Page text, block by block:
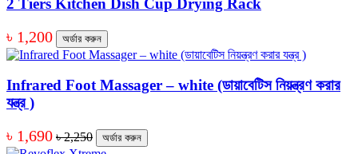
2 Tiers Kitchen Dish Cup Drying Rack
৳ 1,200 অর্ডার করুন
Infrared Foot Massager – white (ডায়াবেটিস নিয়ন্ত্রণ করার
যন্ত্র )
৳ 1,690 ৳ 2,250 অর্ডার করুন